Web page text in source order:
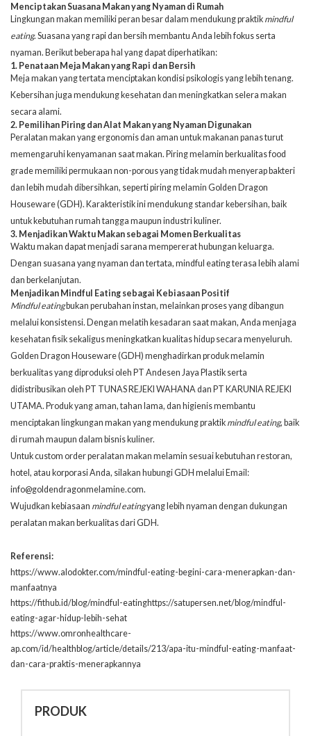
Menciptakan Suasana Makan yang Nyaman di Rumah
Lingkungan makan memiliki peran besar dalam mendukung praktik mindful
eating. Suasana yang rapi dan bersih membantu Anda lebih fokus serta
nyaman. Berikut beberapa hal yang dapat diperhatikan:
1. Penataan Meja Makan yang Rapi dan Bersih
Meja makan yang tertata menciptakan kondisi psikologis yang lebih tenang.
Kebersihan juga mendukung kesehatan dan meningkatkan selera makan
secara alami.
2. Pemilihan Piring dan Alat Makan yang Nyaman Digunakan
Peralatan makan yang ergonomis dan aman untuk makanan panas turut
memengaruhi kenyamanan saat makan. Piring melamin berkualitas food
grade memiliki permukaan non-porous yang tidak mudah menyerap bakteri
dan lebih mudah dibersihkan, seperti piring melamin Golden Dragon
Houseware (GDH). Karakteristik ini mendukung standar kebersihan, baik
untuk kebutuhan rumah tangga maupun industri kuliner.
3. Menjadikan Waktu Makan sebagai Momen Berkualitas
Waktu makan dapat menjadi sarana mempererat hubungan keluarga.
Dengan suasana yang nyaman dan tertata, mindful eating terasa lebih alami
dan berkelanjutan.
Menjadikan Mindful Eating sebagai Kebiasaan Positif
Mindful eatingbukan perubahan instan, melainkan proses yang dibangun
melalui konsistensi. Dengan melatih kesadaran saat makan, Anda menjaga
kesehatan fisik sekaligus meningkatkan kualitas hidup secara menyeluruh.
Golden Dragon Houseware (GDH) menghadirkan produk melamin
berkualitas yang diproduksi oleh PT Andesen Jaya Plastik serta
didistribusikan oleh PT TUNAS REJEKI WAHANA dan PT KARUNIA REJEKI
UTAMA. Produk yang aman, tahan lama, dan higienis membantu
menciptakan lingkungan makan yang mendukung praktik mindful eating, baik
di rumah maupun dalam bisnis kuliner.
Untuk custom order peralatan makan melamin sesuai kebutuhan restoran,
hotel, atau korporasi Anda, silakan hubungi GDH melalui Email:
info@goldendragonmelamine.com.
Wujudkan kebiasaan mindful eatingyang lebih nyaman dengan dukungan
peralatan makan berkualitas dari GDH.
Referensi:
https://www.alodokter.com/mindful-eating-begini-cara-menerapkan-dan-
manfaatnya
https://fithub.id/blog/mindful-eatinghttps://satupersen.net/blog/mindful-
eating-agar-hidup-lebih-sehat
https://www.omronhealthcare-
ap.com/id/healthblog/article/details/213/apa-itu-mindful-eating-manfaat-
dan-cara-praktis-menerapkannya
PRODUK